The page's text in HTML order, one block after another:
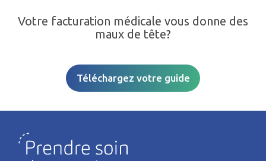
Votre facturation médicale vous donne des
maux de tête?
Téléchargez votre guide